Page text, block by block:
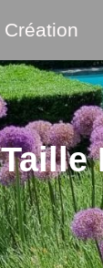
Création
Taille